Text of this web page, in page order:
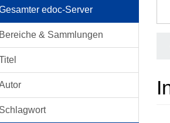
edoc-Server
Bereiche & Sammlungen
Schlagwort